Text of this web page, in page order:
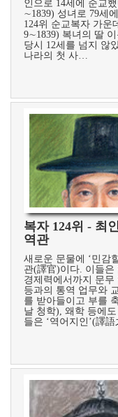
인으로 14세에 순교
∼1839) 성녀로 79세
124위 순교복자 가운
9∼1839) 복녀의 딸
당시 12세를 넘지 않
나라의 첫 사…
복자 124위 - 최
역관
새로운 문물에 ‘민감
관(譯官)이다. 이들
경제력에서까지 문
등과의 통역 업무와
를 받아들이고 부를
날 청학), 왜학 등에
들은 ‘역어지인’(譯